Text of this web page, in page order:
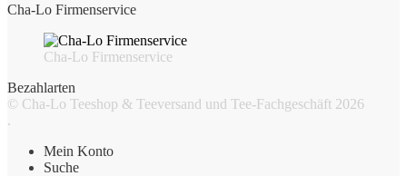
Cha-Lo Firmenservice
Cha-Lo Firmenservice
Bezahlarten
© Cha-Lo Teeshop & Teeversand und Tee-Fachgeschäft 2026
.
Mein Konto
Suche